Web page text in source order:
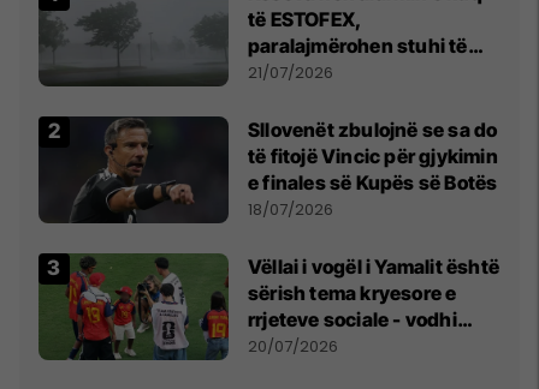
të ESTOFEX,
paralajmërohen stuhi të
fuqishme me breshër dhe
21/07/2026
Sllovenët zbulojnë se sa do
të fitojë Vincic për gjykimin
e finales së Kupës së Botës
18/07/2026
Vëllai i vogël i Yamalit është
sërish tema kryesore e
rrjeteve sociale - vodhi
vëmendjen pas finales së
20/07/2026